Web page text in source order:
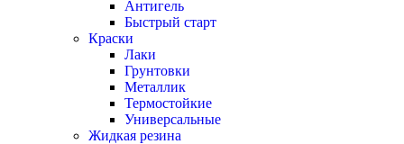
Антигель
Быстрый старт
Краски
Лаки
Грунтовки
Металлик
Термостойкие
Универсальные
Жидкая резина